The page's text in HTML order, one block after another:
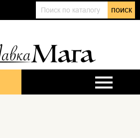
поиск